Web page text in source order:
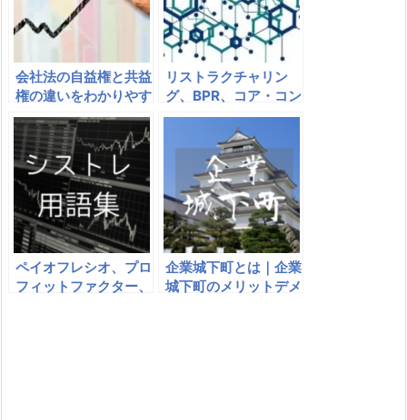
会社法の自益権と共益
権の違いをわかりやす
く｜株式の権利
リストラクチャリン
グ、BPR、コア・コン
ピタンスとは｜意味、
企業の事例
ペイオフレシオ、プロ
フィットファクター、
企業城下町とは｜企業
城下町のメリットデメ